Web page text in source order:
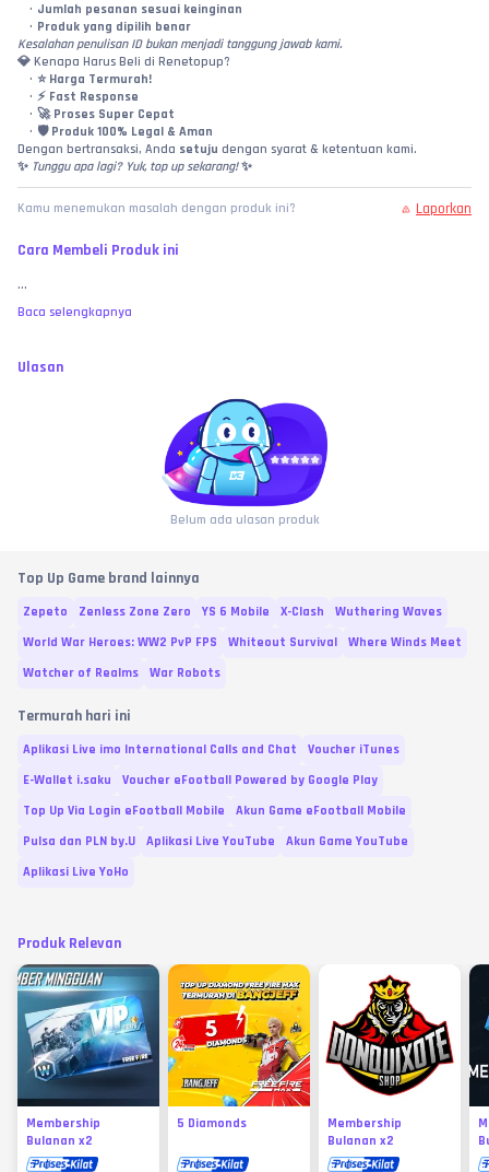
Jumlah pesanan sesuai keinginan
Produk yang dipilih benar
Kesalahan penulisan ID bukan menjadi tanggung jawab kami.
💎 Kenapa Harus Beli di Renetopup?
⭐ Harga Termurah!
⚡ Fast Response
🚀 Proses Super Cepat
🛡️ Produk 100% Legal & Aman
Dengan bertransaksi, Anda setuju dengan syarat & ketentuan kami.
✨ Tunggu apa lagi? Yuk, top up sekarang! ✨
Kamu menemukan masalah dengan produk ini? Laporkan
Cara Membeli Produk ini
...
Baca selengkapnya
Ulasan
Belum ada ulasan produk
Top Up Game brand lainnya
Zepeto Zenless Zone Zero YS 6 Mobile X-Clash
Wuthering Waves
World War Heroes: WW2 PvP FPS
Whiteout Survival
Where Winds Meet
Watcher of Realms
War Robots
Termurah hari ini
Aplikasi Live imo International Calls and Chat
Voucher iTunes
E-Wallet i.saku
Voucher eFootball Powered by Google Play
Top Up Via Login eFootball Mobile
Akun Game eFootball Mobile
Pulsa dan PLN by.U
Aplikasi Live YouTube
Akun Game YouTube
Aplikasi Live YoHo
Produk Relevan
Membership
Bulanan x2
5 Diamonds
Membership
Bulanan x2